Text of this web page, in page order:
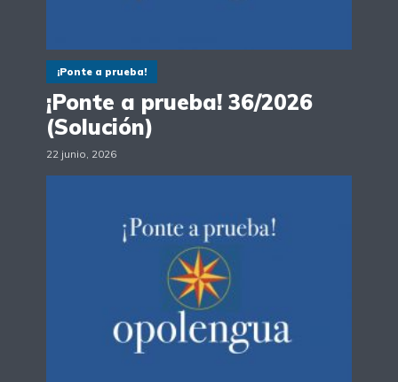
¡Ponte a prueba!
¡Ponte a prueba! 36/2026
(Solución)
22 junio, 2026